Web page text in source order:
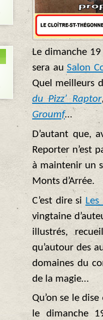
Le dimanche
sera au Salon
Quel meilleurs
du Pizz’ Raptor
Groumf…
D’autant que,
Reporter n’est
à maintenir un
Monts d’Arrée.
C’est dire si
vingtaine
illustrés,
qu’autour des
domaines du
de la magie…
Qu’on se le
le dimanche